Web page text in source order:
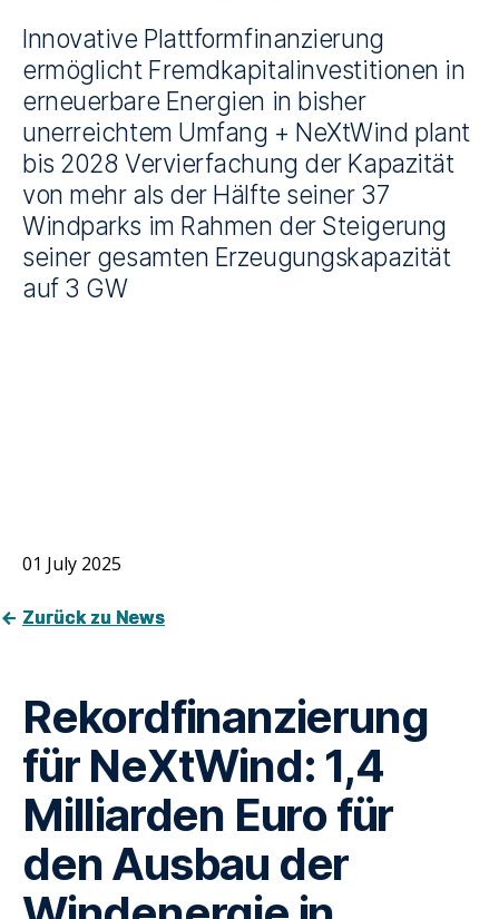
Innovative Plattformfinanzierung
ermöglicht Fremdkapitalinvestitionen in
erneuerbare Energien in bisher
unerreichtem Umfang + NeXtWind plant
bis 2028 Vervierfachung der Kapazität
von mehr als der Hälfte seiner 37
Windparks im Rahmen der Steigerung
seiner gesamten Erzeugungskapazität
auf 3 GW
01 July 2025
Zurück zu News
Rekordfinanzierung
für NeXtWind: 1,4
Milliarden Euro für
den Ausbau der